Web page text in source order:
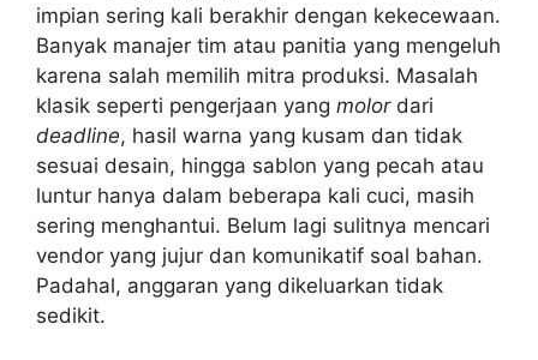
impian sering kali berakhir dengan kekecewaan.
Banyak manajer tim atau panitia yang mengeluh
karena salah memilih mitra produksi. Masalah
klasik seperti pengerjaan yang molordari
deadline, hasil warna yang kusam dan tidak
sesuai desain, hingga sablon yang pecah atau
luntur hanya dalam beberapa kali cuci, masih
sering menghantui. Belum lagi sulitnya mencari
vendor yang jujur dan komunikatif soal bahan.
Padahal, anggaran yang dikeluarkan tidak
sedikit.